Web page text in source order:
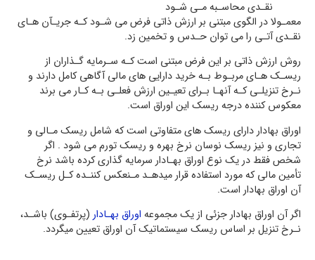
نقـدي محاسـبه مـی شـود
معمـولا در الگوي مبتنی بر ارزش ذاتی فرض می شـود کـه جریـآن هـاي
نقـدي آتـی را می توان حـدس و تخمین زد.
روش ارزش ذاتی بر این فرض مبتنی است کـه سـرمایه گـذاران از
ریسـک هـاي مربـوط بـه خرید دارایی هاي مالی آگاهی کامل دارند و
نـرخ تنزیلـی کـه آنهـا بـراي تعیـین ارزش فعلـی بـه کـار می برند
معکوس کننده درجه ریسک این اوراق است.
اوراق بهادار داراي ریسک هاي متفاوتی است که شامل ریسک مـالی و
تجاري و نیز ریسک نوسان نرخ بهره و ریسک تورم می شود . اگر
شخص فقط در یک نوع اوراق بهـادار سرمایه گذاري کرده باشد نرخ
تأمین مالی که مورد استفاده قرار میدهـد مـنعکس کننـده کـل ریسـک
آن اوراق بهادار است.
اگر آن اوراق بهادار جزئی از یک مجموعه اوراق بهـادار (پرتفـوي) باشـد،
نـرخ تنزیل بر اساس ریسک سیستماتیک آن اوراق تعیین میگردد.